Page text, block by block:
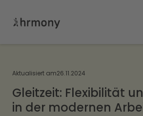
Aktualisiert am26.11.2024
Gleitzeit: Flexibilität
in der modernen